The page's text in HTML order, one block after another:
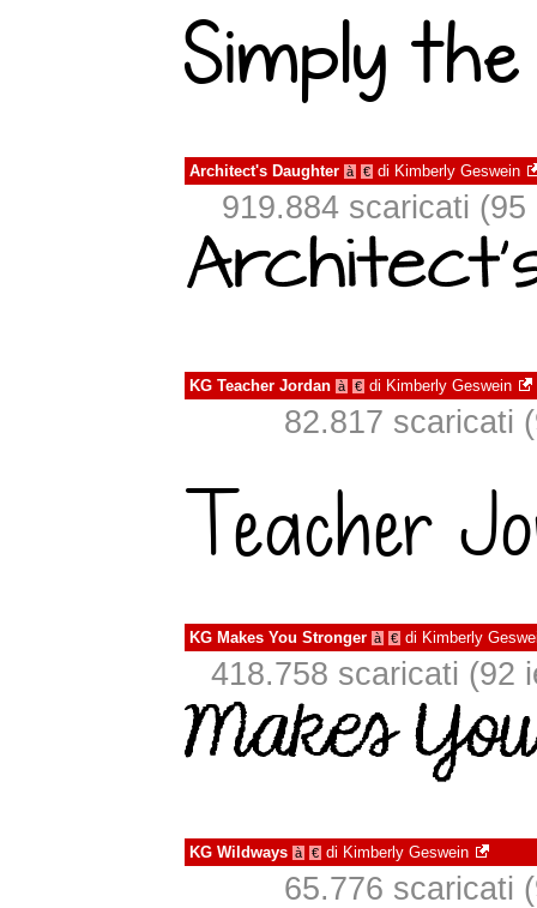
Architect's Daughter à € di Kimberly Geswein
919.884 scaricati (95
KG Teacher Jordan à € di Kimberly Geswein
82.817 scaricati
KG Makes You Stronger à € di Kimberly
418.758 scaricati (92
KG Wildways à € di Kimberly Geswein
65.776 scaricati